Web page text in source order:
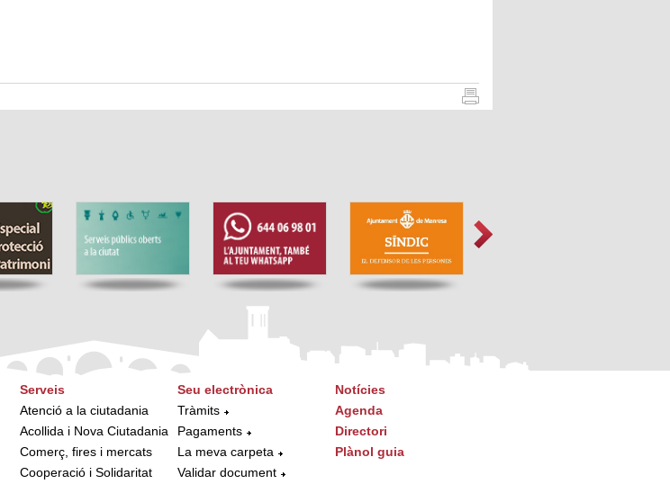
Serveis
Atenció a la ciutadania
Acollida i Nova Ciutadania
Comerç, fires i mercats
Cooperació i Solidaritat
Seu electrònica
Tràmits
Pagaments
La meva carpeta
Validar document
Notícies
Agenda
Directori
Plànol guia